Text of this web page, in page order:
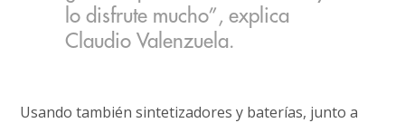
lo disfrute mucho”, explica
Claudio Valenzuela.
Usando también sintetizadores y baterías, junto a